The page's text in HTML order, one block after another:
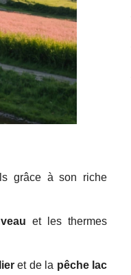
grâce à son riche
et les thermes
et de la pêche lac